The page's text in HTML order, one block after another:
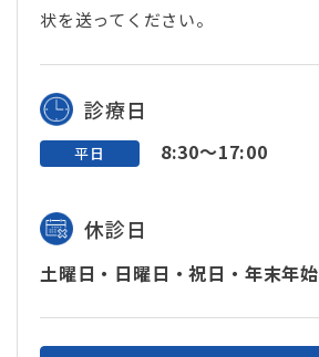
状を送ってください。
診療日
平日 8:30～17:00
休診日
土曜日・日曜日・祝日・年末年始